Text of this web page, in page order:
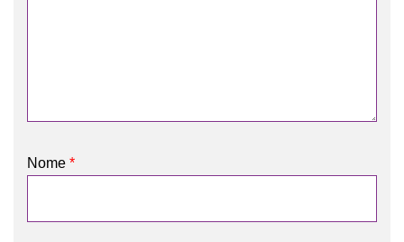
Nome *